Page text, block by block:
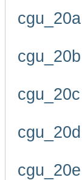
cgu_20a
cgu_20b
cgu_20c
cgu_20d
cgu_20e